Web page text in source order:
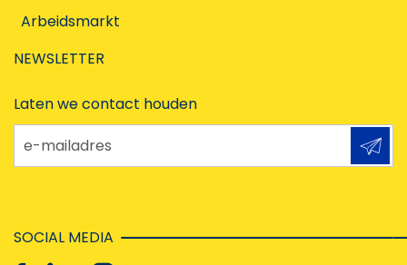
Arbeidsmarkt
NEWSLETTER
Laten we contact houden
e-mailadres
SOCIAL MEDIA